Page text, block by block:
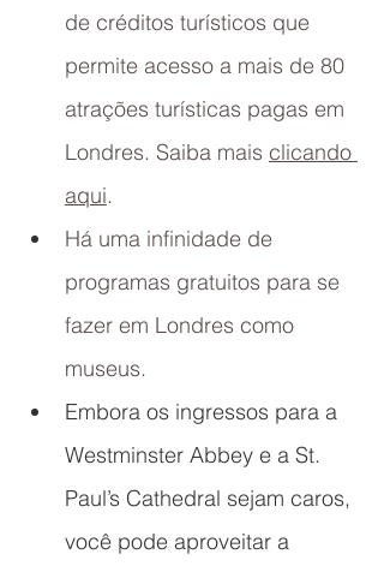
de créditos turísticos que
permite acesso a mais de 80
atrações turísticas pagas em
Londres. Saiba mais clicando
aqui.
Há uma infinidade de
programas gratuitos para se
fazer em Londres como
museus.
Embora os ingressos para a
Westminster Abbey e a St.
Paul’s Cathedral sejam caros,
você pode aproveitar a